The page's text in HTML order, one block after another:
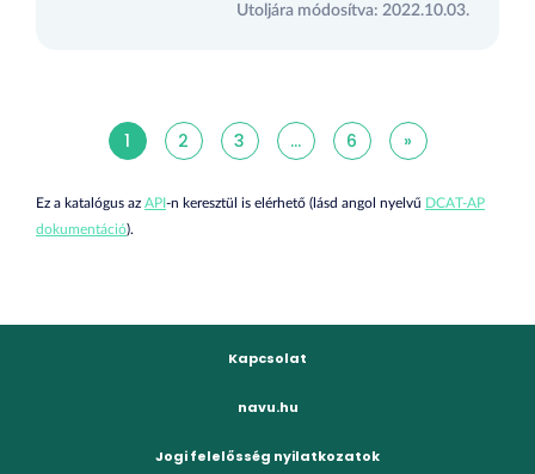
Utoljára módosítva: 2022.10.03.
1 2 3 ... 6 »
Ez a katalógus az API-n keresztül is elérhető (lásd angol nyelvű DCAT-AP
dokumentáció).
Kapcsolat
navu.hu
Jogi felelősség nyilatkozatok